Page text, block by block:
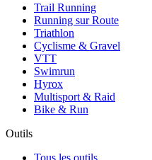
Trail Running
Running sur Route
Triathlon
Cyclisme & Gravel
VTT
Swimrun
Hyrox
Multisport & Raid
Bike & Run
Outils
Tous les outils